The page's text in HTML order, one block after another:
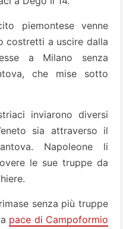
piemontese venne
costretti a uscire dalla
a Milano senza
che mise sotto
inviarono diversi
sia attraverso il
Napoleone li
le sue truppe da
senza più truppe
pace di Campoformio